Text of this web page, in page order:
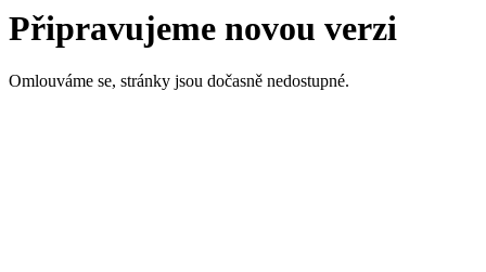
Připravujeme novou verzi
Omlouváme se, stránky jsou dočasně nedostupné.